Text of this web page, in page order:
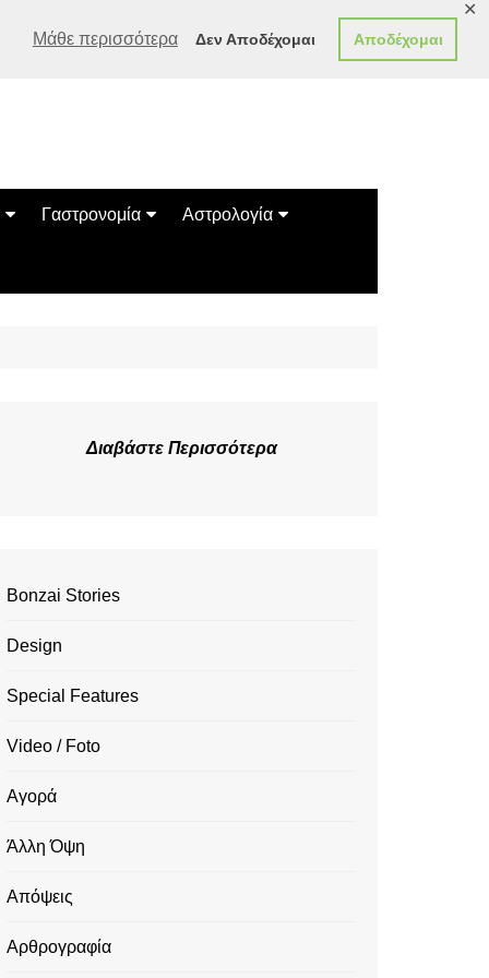
Μάθε περισσότερα Δεν Αποδέχομαι Αποδέχομαι
✕
Γαστρονομία
Συνταγές
Αστρολογία
Κινέζικο Ωροσκόπιο
Διαβάστε Περισσότερα
Bonzai Stories
Design
Special Features
Video / Foto
Αγορά
Άλλη Όψη
Απόψεις
Αρθρογραφία